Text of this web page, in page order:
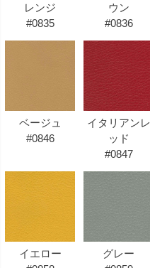
レンジ
#0835
ウン
#0836
ベージュ
#0846
イタリアンレ
ッド
#0847
イエロー
グレー